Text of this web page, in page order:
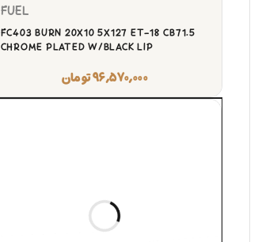
FUEL
FC403 BURN 20X10 5X127 ET-18 CB71.5
CHROME PLATED W/BLACK LIP
۹۶,۵۷۰,۰۰۰تومان